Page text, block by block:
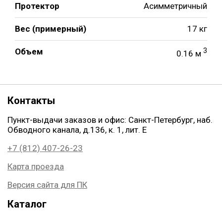
Протектор Асимметричный
Вес (примерный) 17 кг
Объем 0.16 м 3
Контакты
Пункт-выдачи заказов и офис: Санкт-Петербург, наб.
Обводного канала, д.136, к. 1, лит. Е
+7 (812) 407-26-23
Карта проезда
Версия сайта для ПК
Каталог